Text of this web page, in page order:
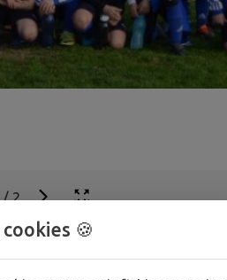
2
🍪